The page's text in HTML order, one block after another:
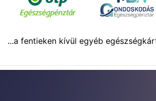
...a fentieken kívül egyéb